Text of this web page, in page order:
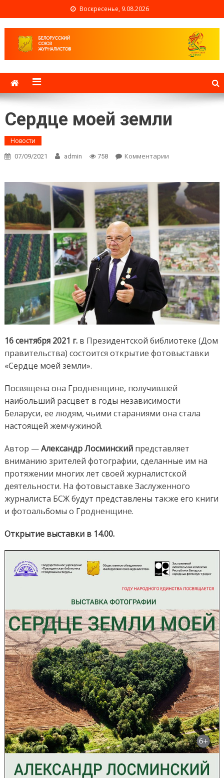
Воскресенье, 9.08.2026
Белорусский союз
журналистов
Сердце моей земли
Новости
07/09/2021 admin 758 Комментарии
16 сентября 2021 г.в Президентской библиотеке (Дом
правительства) состоится открытие фотовыставки
«Сердце моей земли».
Посвящена она Гродненщине, получившей
наибольший расцвет в годы независимости
Беларуси, ее людям, чьими стараниями она стала
настоящей жемчужиной.
Автор —Александр Лосминскийпредставляет
вниманию зрителей фотографии, сделанные им на
протяжении многих лет своей журналистской
деятельности. На фотовыставке Заслуженного
журналиста БСЖ будут представлены также его книги
и фотоальбомы о Гродненщине.
Открытие выставки в 14.00.